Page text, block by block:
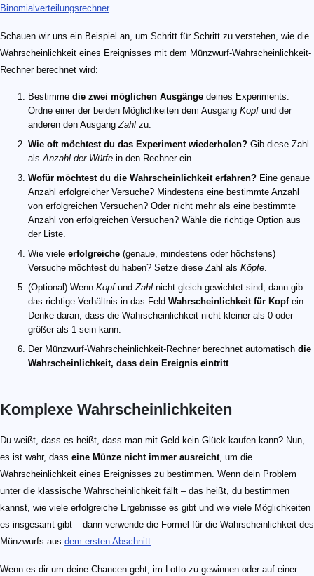
Binomialverteilungsrechner.
Schauen wir uns ein Beispiel an, um Schritt für Schritt zu verstehen, wie die
Wahrscheinlichkeit eines Ereignisses mit dem Münzwurf-Wahrscheinlichkeit-
Rechner berechnet wird:
Bestimme die zwei möglichen Ausgänge deines Experiments.
Ordne einer der beiden Möglichkeiten dem Ausgang Kopfund der
anderen den AusgangZahl zu.
Wie oft möchtest du das Experiment wiederholen? Gib diese Zahl
alsAnzahl der Würfe in den Rechner ein.
Wofür möchtest du die Wahrscheinlichkeit erfahren? Eine genaue
Anzahl erfolgreicher Versuche? Mindestens eine bestimmte Anzahl
von erfolgreichen Versuchen? Oder nicht mehr als eine bestimmte
Anzahl von erfolgreichen Versuchen? Wähle die richtige Option aus
der Liste.
Wie viele erfolgreiche (genaue, mindestens oder höchstens)
Versuche möchtest du haben? Setze diese Zahl als Köpfe.
(Optional) Wenn KopfundZahl nicht gleich gewichtet sind, dann gib
das richtige Verhältnis in das Feld Wahrscheinlichkeit für Kopfein.
Denke daran, dass die Wahrscheinlichkeit nicht kleiner als 0 oder
größer als 1 sein kann.
Der Münzwurf-Wahrscheinlichkeit-Rechner berechnet automatisch die
Wahrscheinlichkeit, dass dein Ereignis eintritt.
Komplexe Wahrscheinlichkeiten
Du weißt, dass es heißt, dass man mit Geld kein Glück kaufen kann? Nun,
es ist wahr, dass eine Münze nicht immer ausreicht, um die
Wahrscheinlichkeit eines Ereignisses zu bestimmen. Wenn dein Problem
unter die klassische Wahrscheinlichkeit fällt – das heißt, du bestimmen
kannst, wie viele erfolgreiche Ergebnisse es gibt und wie viele Möglichkeiten
es insgesamt gibt – dann verwende die Formel für die Wahrscheinlichkeit des
Münzwurfs aus dem ersten Abschnitt.
Wenn es dir um deine Chancen geht, im Lotto zu gewinnen oder auf einer